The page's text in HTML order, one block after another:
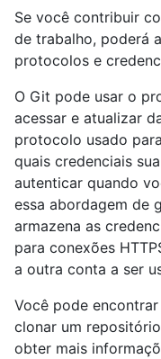
Se você contribuir
de trabalho, poderá
protocolos e
O Git pode usar o
acessar e atualizar
protocolo usado
quais credenciais
autenticar quando
essa abordagem de
armazena as
para conexões
a outra conta a ser
Você pode encontrar
clonar um
obter mais